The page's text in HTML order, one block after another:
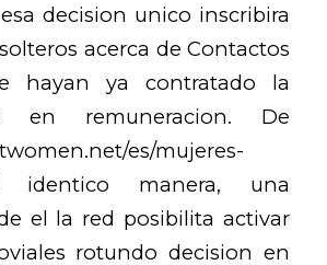
decision unico inscribira
acerca de Contactos
hayan ya contratado la
en remuneracion. De
es/mujeres-
manera, una
el la red posibilita activar
rotundo decision en